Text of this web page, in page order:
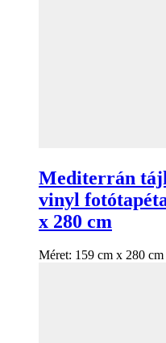
Mediterrán
vinyl
x 280 cm
Méret: 159 cm x 280 cm